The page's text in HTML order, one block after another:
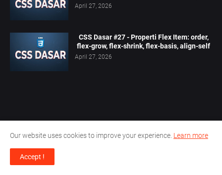
April 27, 2026
CSS Dasar #27 - Properti Flex Item: order,
flex-grow, flex-shrink, flex-basis, align-self
April 27, 2026
Our website uses cookies to improve your experience. Learn more
Accept !